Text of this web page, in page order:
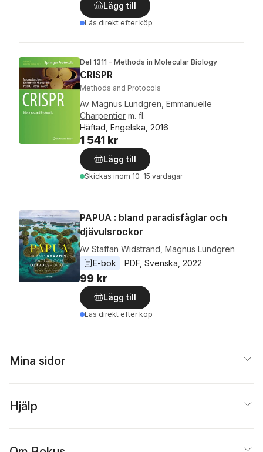
Lägg till
Läs direkt efter köp
Del 1311 - Methods in Molecular Biology
CRISPR
Methods and Protocols
Av Magnus Lundgren Emmanuelle
Charpentier m. fl.
Häftad, Engelska, 2016
1 541 kr
Lägg till
Skickas inom 10-15 vardagar
PAPUA : bland paradisfåglar och
djävulsrockor
Av Staffan Widstrand Magnus Lundgren
E-bok
PDF Svenska 2022
99 kr
Lägg till
Läs direkt efter köp
Mina sidor
Hjälp